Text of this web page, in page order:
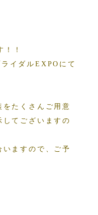
！
イダルEXPOにて
たくさんご用意
てございますの
ますので、ご予